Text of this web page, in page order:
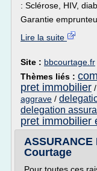
: Sclérose, HIV,
Garantie
Lire la suite
Site : bbcourtage.fr
Thèmes liés :
pret immobilier /
aggrave /
delegation
pret immobilier
Courtage